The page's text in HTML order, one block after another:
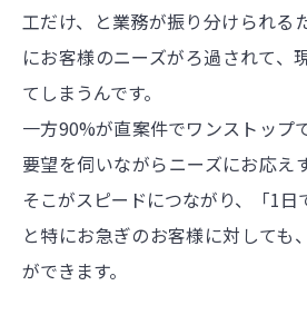
工だけ、と業務が振り分けられる
にお客様のニーズがろ過されて、
てしまうんです。
一方90%が直案件でワンストップ
要望を伺いながらニーズにお応え
そこがスピードにつながり、「1日
と特にお急ぎのお客様に対しても
ができます。